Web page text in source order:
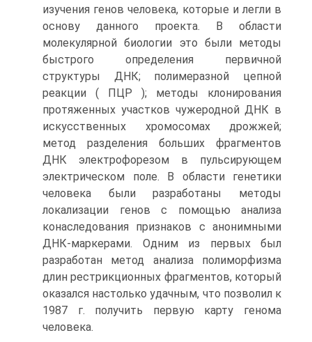
изучения генов человека, которые и легли в
основу данного проекта. В области
молекулярной биологии это были методы
быстрого определения первичной
структуры ДНК; полимеразной цепной
реакции ( ПЦР ); методы клонирования
протяженных участков чужеродной ДНК в
искусственных хромосомах дрожжей;
метод разделения больших фрагментов
ДНК электрофорезом в пульсирующем
электрическом поле. В области генетики
человека были разработаны методы
локализации генов с помощью анализа
конаследования признаков с анонимными
ДНК-маркерами. Одним из первых был
разработан метод анализа полиморфизма
длин рестрикционных фрагментов, который
оказался настолько удачным, что позволил к
1987 г. получить первую карту генома
человека.